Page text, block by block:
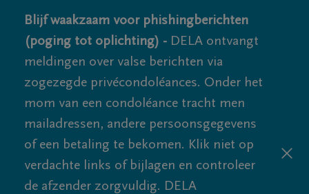
Blijf waakzaam voor phishingberichten
(poging tot oplichting) - DELA ontvangt
meldingen over valse berichten via
zogezegde privécondoléances. Onder het
mom van een condoléance tracht men
mailadressen, andere persoonsgegevens
of een betaling te bekomen. Klik niet op
verdachte links of bijlagen en controleer
de afzender zorgvuldig. DELA